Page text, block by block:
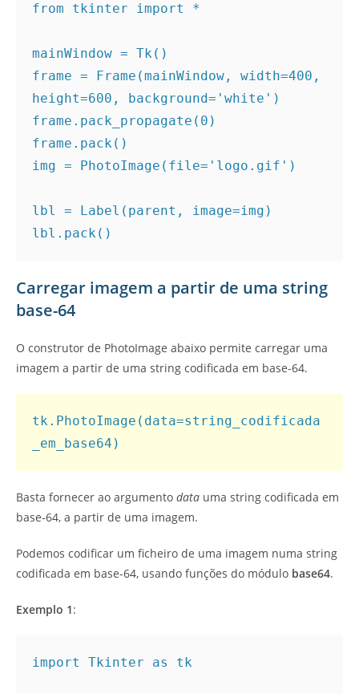
from tkinter import *
mainWindow = Tk()
frame = Frame(mainWindow, width=400,
height=600, background='white')
frame.pack_propagate(0)
frame.pack()
img = PhotoImage(file='logo.gif')
lbl = Label(parent, image=img)
lbl.pack()
Carregar imagem a partir de uma string
base-64
O construtor de PhotoImage abaixo permite carregar uma
imagem a partir de uma string codificada em base-64.
tk.PhotoImage(data=string_codificada
Basta fornecer ao argumento data uma string codificada em
base-64, a partir de uma imagem.
Podemos codificar um ficheiro de uma imagem numa string
codificada em base-64, usando funções do módulo base64.
Exemplo 1:
import Tkinter as tk